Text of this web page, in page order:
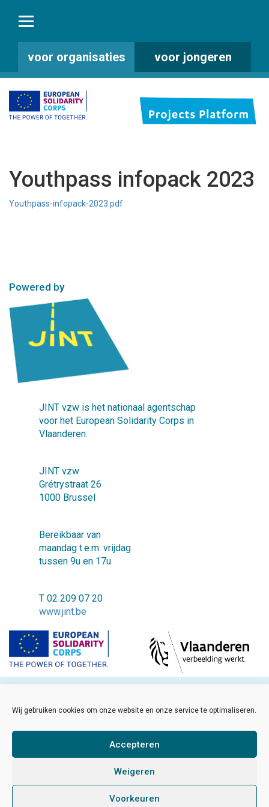
Wij gebruiken cookies om onze website en onze service te optimaliseren.
Accepteren
Weigeren
Voorkeuren
voor organisaties voor jongeren
Youthpass infopack 2023
Youthpass-infopack-2023.pdf
Powered by
JINT vzw is het nationaal agentschap
voor het European Solidarity Corps in
Vlaanderen.
JINT vzw
Grétrystraat 26
1000 Brussel
Bereikbaar van
maandag t.e.m. vrijdag
tussen 9u en 17u
T 02 209 07 20
www.jint.be
Sitemap
/ Made by Hanna